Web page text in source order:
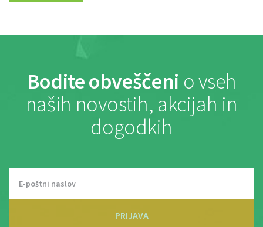
Bodite obveščeni o vseh
naših novostih, akcijah in
dogodkih
PRIJAVA